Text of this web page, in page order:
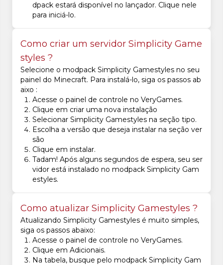
dpack estará disponível no lançador. Clique nele
para iniciá-lo.
Como criar um servidor Simplicity Game
styles ?
Selecione o modpack Simplicity Gamestyles no seu
painel do Minecraft. Para instalá-lo, siga os passos ab
aixo :
Acesse o painel de controle no VeryGames.
Clique em criar uma nova instalação
Selecionar Simplicity Gamestyles na seção tipo.
Escolha a versão que deseja instalar na seção ver
são
Clique em instalar.
Tadam! Após alguns segundos de espera, seu ser
vidor está instalado no modpack Simplicity Gam
estyles.
Como atualizar Simplicity Gamestyles ?
Atualizando Simplicity Gamestyles é muito simples,
siga os passos abaixo:
Acesse o painel de controle no VeryGames.
Clique em Adicionais.
Na tabela, busque pelo modpack Simplicity Gam